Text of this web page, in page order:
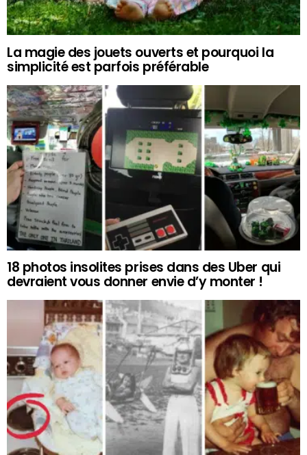
La magie des jouets ouverts et pourquoi la
simplicité est parfois préférable
18 photos insolites prises dans des Uber qui
devraient vous donner envie d’y monter !